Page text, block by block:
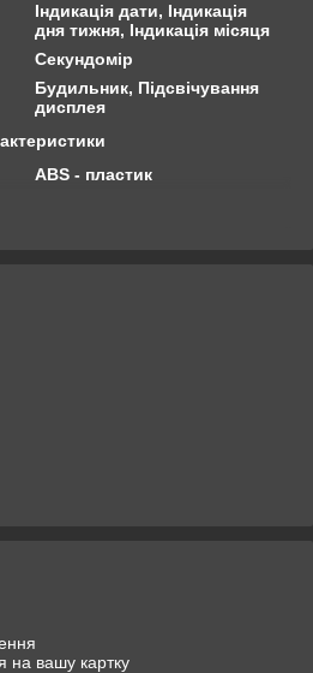
Індикація дати, Індикація
дня тижня, Індикація місяця
Секундомір
Будильник, Підсвічування
дисплея
ABS - пластик
на вашу картку